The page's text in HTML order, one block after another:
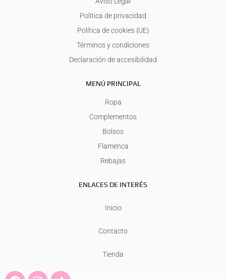
Política de privacidad
Política de cookies (UE)
Términos y condiciones
Declaración de accesibilidad
MENÚ PRINCIPAL
Ropa
Complementos
Bolsos
Flamenca
Rebajas
ENLACES DE INTERÉS
Inicio
Contacto
Tienda
F I